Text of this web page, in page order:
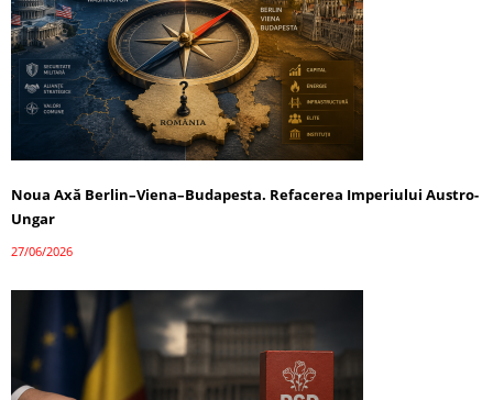
Noua Axă Berlin–Viena–Budapesta. Refacerea Imperiului Austro-
Ungar
27/06/2026